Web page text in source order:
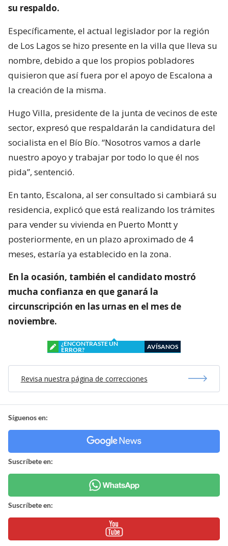
su respaldo.
Específicamente, el actual legislador por la región
de Los Lagos se hizo presente en la villa que lleva su
nombre, debido a que los propios pobladores
quisieron que así fuera por el apoyo de Escalona a
la creación de la misma.
Hugo Villa, presidente de la junta de vecinos de este
sector, expresó que respaldarán la candidatura del
socialista en el Bío Bío. “Nosotros vamos a darle
nuestro apoyo y trabajar por todo lo que él nos
pida”, sentenció.
En tanto, Escalona, al ser consultado si cambiará su
residencia, explicó que está realizando los trámites
para vender su vivienda en Puerto Montt y
posteriormente, en un plazo aproximado de 4
meses, estaría ya establecido en la zona.
En la ocasión, también el candidato mostró
mucha confianza en que ganará la
circunscripción en las urnas en el mes de
noviembre.
¿ENCONTRASTE UN
ERROR?
AVÍSANOS
Revisa nuestra página de correcciones
Síguenos en:
Suscríbete en:
Suscríbete en: